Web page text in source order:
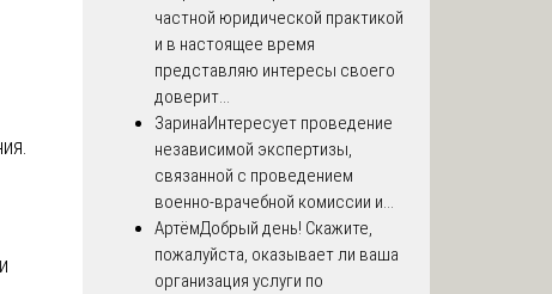
частной юридической практикой
и в настоящее время
представляю интересы своего
доверит...
ЗаринаИнтересует проведение
независимой экспертизы,
связанной с проведением
военно-врачебной комиссии и...
АртёмДобрый день! Скажите,
пожалуйста, оказывает ли ваша
организация услуги по